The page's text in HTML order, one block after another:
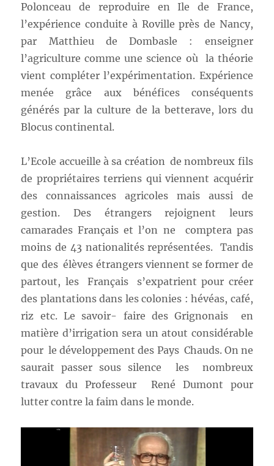
Polonceau de reproduire en Ile de France,
l’expérience conduite à Roville près de Nancy,
par Matthieu de Dombasle : enseigner
l’agriculture comme une science où la théorie
vient compléter l’expérimentation. Expérience
menée grâce aux bénéfices conséquents
générés par la culture de la betterave, lors du
Blocus continental.
L’Ecole accueille à sa création de nombreux fils
de propriétaires terriens qui viennent acquérir
des connaissances agricoles mais aussi de
gestion. Des étrangers rejoignent leurs
camarades Français et l’on ne comptera pas
moins de 43 nationalités représentées. Tandis
que des élèves étrangers viennent se former de
partout, les Français s’expatrient pour créer
des plantations dans les colonies : hévéas, café,
riz etc. Le savoir- faire des Grignonais en
matière d’irrigation sera un atout considérable
pour le développement des Pays Chauds. On ne
saurait passer sous silence les nombreux
travaux du Professeur René Dumont pour
lutter contre la faim dans le monde.